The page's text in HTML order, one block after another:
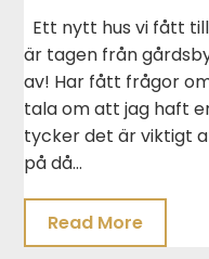
Ett nytt hus vi fått
är tagen från
av! Har fått frågor
tala om att jag haft
tycker det är viktigt
på då…
Read More